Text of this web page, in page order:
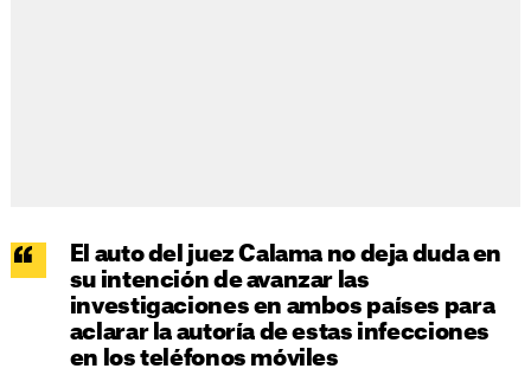
El auto del juez Calama no deja duda en
su intención de avanzar las
investigaciones en ambos países para
aclarar la autoría de estas infecciones
en los teléfonos móviles